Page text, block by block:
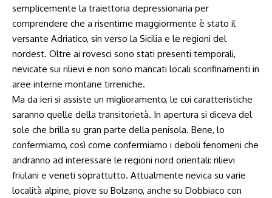
semplicemente la traiettoria depressionaria per
comprendere che a risentirne maggiormente è stato il
versante Adriatico, sin verso la Sicilia e le regioni del
nordest. Oltre ai rovesci sono stati presenti temporali,
nevicate sui rilievi e non sono mancati locali sconfinamenti in
aree interne montane tirreniche.
Ma da ieri si assiste un miglioramento, le cui caratteristiche
saranno quelle della transitorietà. In apertura si diceva del
sole che brilla su gran parte della penisola. Bene, lo
confermiamo, così come confermiamo i deboli fenomeni che
andranno ad interessare le regioni nord orientali: rilievi
friulani e veneti soprattutto. Attualmente nevica su varie
località alpine, piove su Bolzano, anche su Dobbiaco con